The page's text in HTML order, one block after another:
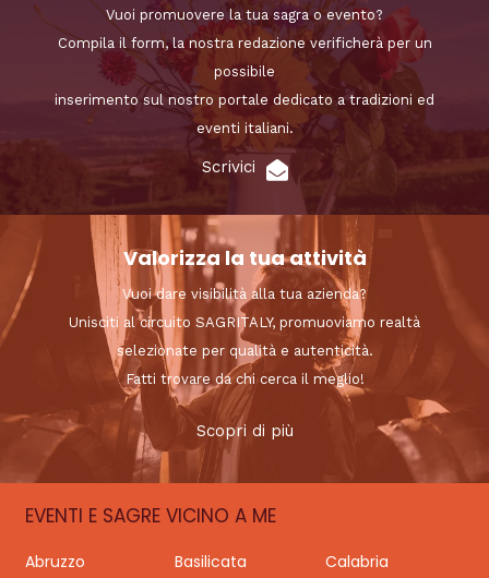
Vuoi promuovere la tua sagra o evento?
Compila il form, la nostra redazione verificherà per un
possibile
inserimento sul nostro portale dedicato a tradizioni ed
eventi italiani.
Scrivici
Valorizza la tua attività
Vuoi dare visibilità alla tua azienda?
Unisciti al circuito SAGRITALY, promuoviamo realtà
selezionate per qualità e autenticità.
Fatti trovare da chi cerca il meglio!
Scopri di più
EVENTI E SAGRE VICINO A ME
Abruzzo Basilicata
Calabria